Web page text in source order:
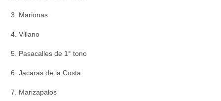
3. Marionas
4. Villano
5. Pasacalles de 1° tono
6. Jacaras de la Costa
7. Marizapalos